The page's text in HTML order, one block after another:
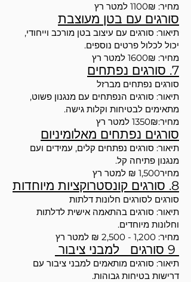
מחיר: 1100₪ למטר רץ
סורגים עם בטן מעוצבת
תיאור: סורגים עם עיצוב בטן מורכב וייחודי,
יכול לכלול פרטים נוספים.
מחיר: 1600₪ למטר רץ
7. סורגים נפתחים
סורגים נפתחים מברזל
תיאור: סורגים הנפתחים עם מנגנון פשוט,
מתאימים לבטיחות וקלות גישה.
מחיר:1350₪ למטר רץ
סורגים נפתחים מאלומיניום
תיאור: סורגים נפתחים קלים, עמידים ועם
מנגנון פתיחה קל.
מחיר1,500 ₪ למטר רץ
8. סורגים קונסטרוקציות מיוחדות
סורגים לסורגים חלונות דלתות
תיאור: סורגים בהתאמה אישית לדלתות
וחלונות מיוחדים.
מחיר: 1,200 - 2,500 ₪ למטר רץ
תיאור: סורגים מותאמים למבני ציבור עם
דרישות בטיחות גבוהות.